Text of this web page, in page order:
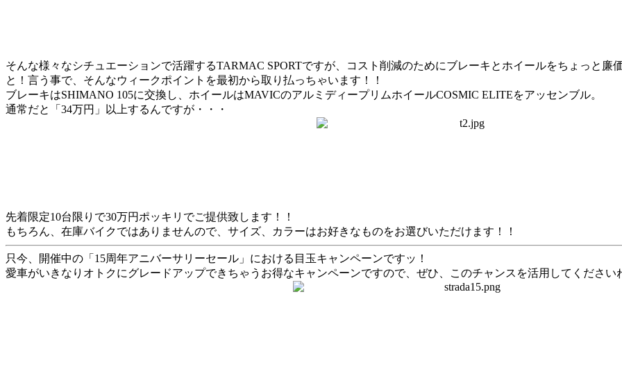
そんな様々なシチュエーションで活躍するTARMAC SPORTですが、コスト削減のためにブレーキとホイールをちょっと廉
と！言う事で、そんなウィークポイントを最初から取り払っちゃいます！！
ブレーキはSHIMANO 105に交換し、ホイールはMAVICのアルミディープリムホイールCOSMIC ELITEをアッセンブル。
通常だと「34万円」以上するんですが・・・
先着限定10台限りで30万円ポッキリでご提供致します！！
もちろん、在庫バイクではありませんので、サイズ、カラーはお好きなものをお選びいただけます！！
只今、開催中の「15周年アニバーサリーセール」における目玉キャンペーンですッ！
愛車がいきなりオトクにグレードアップできちゃうお得なキャンペーンですので、ぜひ、このチャンスを活用してください